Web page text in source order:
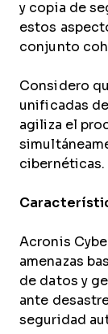
y copia de
estos
conjunto
Considero
unificadas
agiliza el
cibernéticas.
Acronis
amenazas
de datos y
ante
seguridad